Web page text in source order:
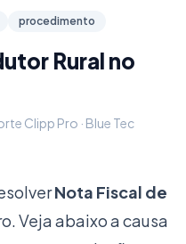
procedimento
Rural no
Clipp Pro · Blue Tec
Nota Fiscal de
Veja abaixo a causa